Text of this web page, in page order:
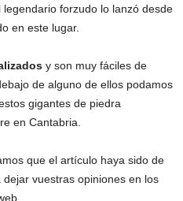
forzudo lo lanzó desde
en este lugar.
y son muy fáciles de
de alguno de ellos podamos
gigantes de piedra
en Cantabria.
que el artículo haya sido de
vuestras opiniones en los